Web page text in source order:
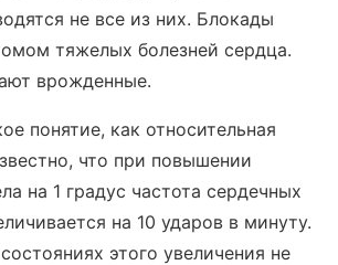
не все из них. Блокады
тяжелых болезней сердца.
врожденные.
понятие, как относительная
что при повышении
на 1 градус частота сердечных
на 10 ударов в минуту.
этого увеличения не